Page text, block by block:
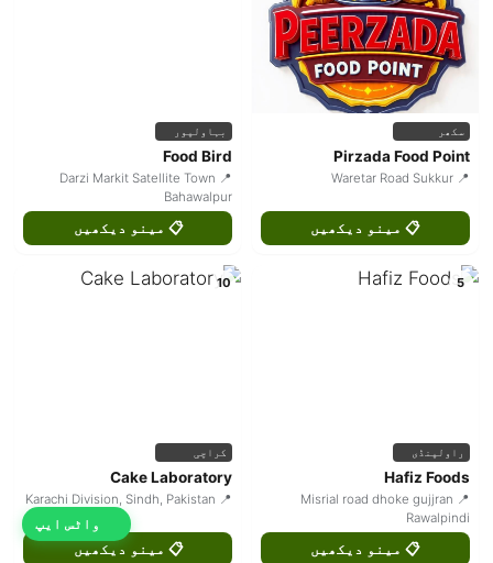
سکھر
Pirzada Food Point
📍 Waretar Road Sukkur
📋 مینو دیکھیں
بہاولپور
Food Bird
📍 Darzi Markit Satellite Town
Bahawalpur
📋 مینو دیکھیں
5
راولپنڈی
Hafiz Foods
📍 Misrial road dhoke gujjran
Rawalpindi
📋 مینو دیکھیں
10
کراچی
Cake Laboratory
📍 Karachi Division, Sindh, Pakistan
📋 مینو دیکھیں
واٹس ایپ